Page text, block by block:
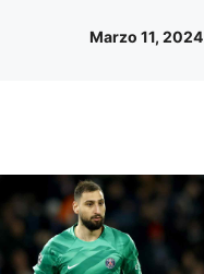
Marzo 11, 2024